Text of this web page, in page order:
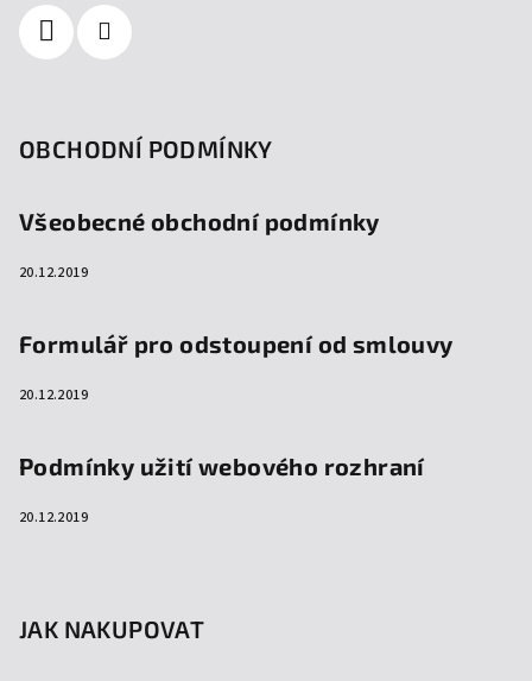
OBCHODNÍ PODMÍNKY
Všeobecné obchodní podmínky
20.12.2019
Formulář pro odstoupení od smlouvy
20.12.2019
Podmínky užití webového rozhraní
20.12.2019
JAK NAKUPOVAT